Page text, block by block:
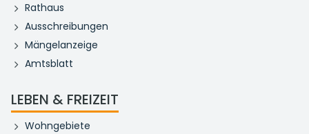
Rathaus
Ausschreibungen
Mängelanzeige
Amtsblatt
LEBEN & FREIZEIT
Wohngebiete